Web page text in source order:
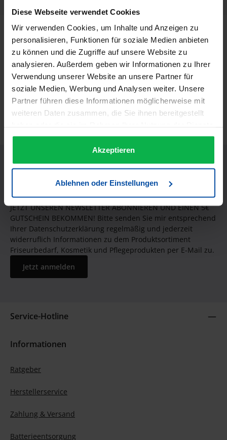
Diese Webseite verwendet Cookies
Wir verwenden Cookies, um Inhalte und Anzeigen zu
personalisieren, Funktionen für soziale Medien anbieten
zu können und die Zugriffe auf unsere Website zu
analysieren. Außerdem geben wir Informationen zu Ihrer
Verwendung unserer Website an unsere Partner für
soziale Medien, Werbung und Analysen weiter. Unsere
Partner führen diese Informationen möglicherweise mit
weiteren Daten zusammen, die Sie ihnen bereitgestellt
gesammelt haben.
Akzeptieren
Ablehnen oder Einstellungen
Beschreibung
Wimpernwelle Lifting Power Pad - Power Pad Set
TRAUMHAFTER SCHWUNG IN DEN WIMPERN Silikonpads
mit einzigartigem, geschütztem…Mehr
Informationen zur Produktsicherheit
Trusted Shops Bewertungen
JETZT UNSEREN NEWSLETTER ABONNIEREN UND EINEN 5€
GUTSCHEIN BEKOMMEN! Bitte senden Sie mir entsprechend
Ihrer Datenschutzerklärung regelmäßig und jederzeit
widerruflich Informationen zu dem Produktsortiment
Friseurbedarf, Kosmetik und Pflegeprodukten per E-Mail zu.
Jetzt anmelden
Service-Hotline
Informationen
Ratgeber
Herstellerservice
Zahlung & Versand
Batterieentsorgung